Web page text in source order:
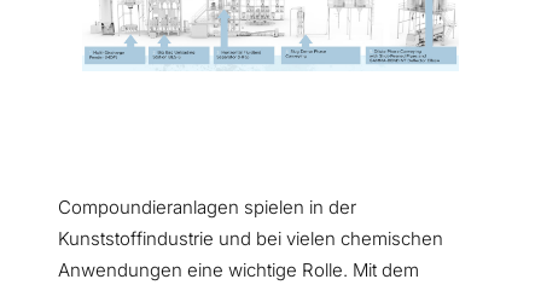
Compoundieranlagen spielen in der
Kunststoffindustrie und bei vielen chemischen
Anwendungen eine wichtige Rolle. Mit dem